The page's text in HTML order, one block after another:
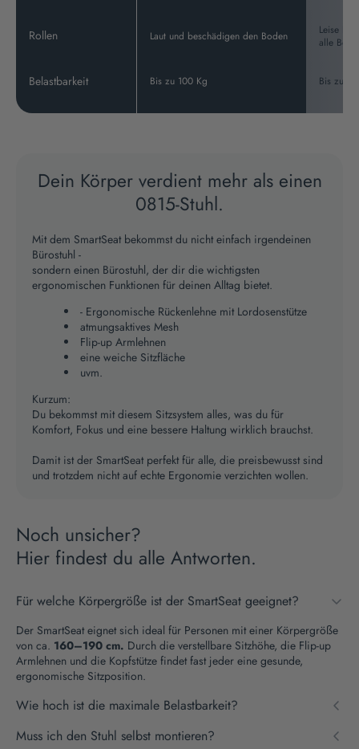
Rollen Laut und beschädigen den Boden
Leise
alle
Belastbarkeit Bis zu 100 Kg Bis zu
Dein Körper verdient mehr als einen
0815-Stuhl.
Mit dem SmartSeat bekommst du nicht einfach irgendeinen
Bürostuhl -
sondern einen Bürostuhl, der dir die wichtigsten
ergonomischen Funktionen für deinen Alltag bietet.
- Ergonomische Rückenlehne mit Lordosenstütze
atmungsaktives Mesh
Flip-up Armlehnen
eine weiche Sitzfläche
uvm.
Kurzum:
Du bekommst mit diesem Sitzsystem alles, was du für
Komfort, Fokus und eine bessere Haltung wirklich brauchst.
Damit ist der SmartSeat perfekt für alle, die preisbewusst sind
und trotzdem nicht auf echte Ergonomie verzichten wollen.
Noch unsicher?
Hier findest du alle Antworten.
Für welche Körpergröße ist der SmartSeat geeignet?
Der SmartSeat eignet sich ideal für Personen mit einer Körpergröße
von ca. 160–190 cm. Durch die verstellbare Sitzhöhe, die Flip-up
Armlehnen und die Kopfstütze findet fast jeder eine gesunde,
ergonomische Sitzposition.
Wie hoch ist die maximale Belastbarkeit?
Der SmartSeat ist bis 150 kg belastbar und dank seiner stabilen
Muss ich den Stuhl selbst montieren?